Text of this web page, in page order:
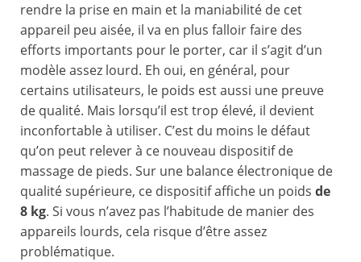
rendre la prise en main et la maniabilité de cet
appareil peu aisée, il va en plus falloir faire des
efforts importants pour le porter, car il s’agit d’un
modèle assez lourd. Eh oui, en général, pour
certains utilisateurs, le poids est aussi une preuve
de qualité. Mais lorsqu’il est trop élevé, il devient
inconfortable à utiliser. C’est du moins le défaut
qu’on peut relever à ce nouveau dispositif de
massage de pieds. Sur une balance électronique de
qualité supérieure, ce dispositif affiche un poids de
8 kg. Si vous n’avez pas l’habitude de manier des
appareils lourds, cela risque d’être assez
problématique.